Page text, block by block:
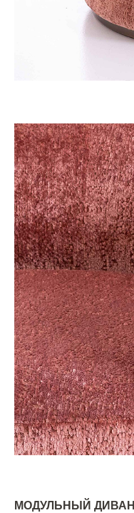
МОДУЛЬНЫЙ ДИВАН